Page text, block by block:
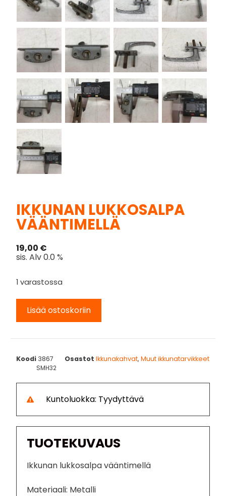
IKKUNAN LUKKOSALPA
VÄÄNTIMELLÄ
19,00 €
sis. Alv 0.0 %
1 varastossa
Lisää ostoskoriin
Koodi 3867 Osastot Ikkunakahvat,Muut ikkunatarvikkeet
SMH32
Kuntoluokka: Tyydyttävä
TUOTEKUVAUS
Ikkunan lukkosalpa vääntimellä
Materiaali: Metalli